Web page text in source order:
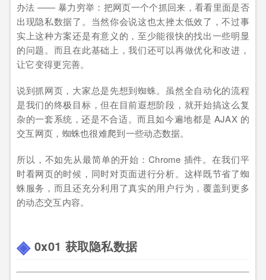
办法 —— 暴力穷举：把网页一个个抓回来，看看里面是否
出现隐私数据了。当然你会说这也太挫太低效了，不过事
实上这种方案还是有意义的，至少能很快的找出一些明显
的问题。而且在此基础上，我们还可以再做优化和改进，
让它变得更完善。
说到抓网页，大家总是先想到蜘蛛。虽然全自动化的流程
是我们的终极目标，但在目前遐想阶段，就开始搞这么复
杂的一套系统，还是不合适。而且如今遍地都是 AJAX 的
交互网页，蜘蛛也很难爬到一些动态数据。
所以，不如先从最简单的开始：Chrome 插件。在我们平
时看网页的时候，同时对页面进行分析。这样既节省了蜘
蛛服务，而且还充分利用了真实的用户行为，覆盖到更多
的动态交互内容。
0x01 获取隐私数据